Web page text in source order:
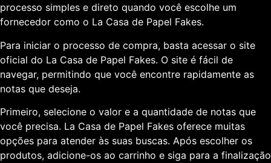
processo simples e direto quando você escolhe um
fornecedor como o La Casa de Papel Fakes.
Para iniciar o processo de compra, basta acessar o site
oficial do La Casa de Papel Fakes. O site é fácil de
navegar, permitindo que você encontre rapidamente as
notas que deseja.
Primeiro, selecione o valor e a quantidade de notas que
você precisa. La Casa de Papel Fakes oferece muitas
opções para atender às suas buscas. Após escolher os
produtos, adicione-os ao carrinho e siga para a finalização